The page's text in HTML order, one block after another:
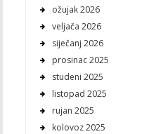
ožujak 2026
veljača 2026
siječanj 2026
prosinac 2025
studeni 2025
listopad 2025
rujan 2025
kolovoz 2025